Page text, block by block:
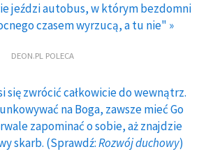
jeździ autobus, w którym bezdomni
czasem wyrzucą, a tu nie" »
DEON.PL POLECA
się zwrócić całkowicie do wewnątrz.
na Boga, zawsze mieć Go
zapominać o sobie, aż znajdzie
skarb. (Sprawdź:Rozwój duchowy)